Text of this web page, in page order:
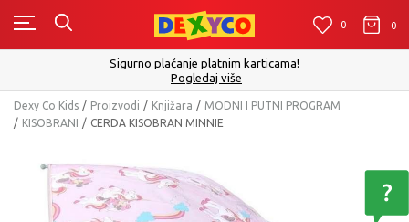
0 0
Sigurno plaćanje platnim karticama!
Pogledaj više
Dexy Co Kids Proizvodi Knjižara
MODNI I PUTNI PROGRAM
KISOBRANI
CERDA KISOBRAN MINNIE